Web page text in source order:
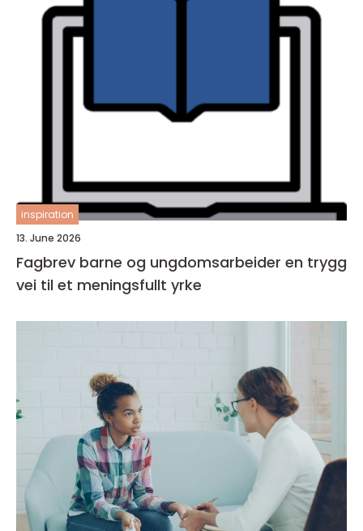
inspiration
13. June 2026
Fagbrev barne og ungdomsarbeider en trygg
vei til et meningsfullt yrke